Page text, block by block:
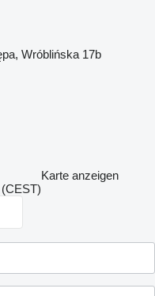
Wróblińska 17b
Karte anzeigen